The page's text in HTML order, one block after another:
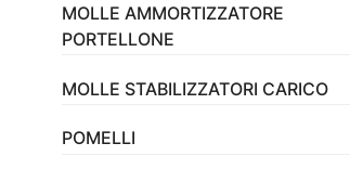
MOLLE AMMORTIZZATORE
PORTELLONE
MOLLE STABILIZZATORI CARICO
POMELLI